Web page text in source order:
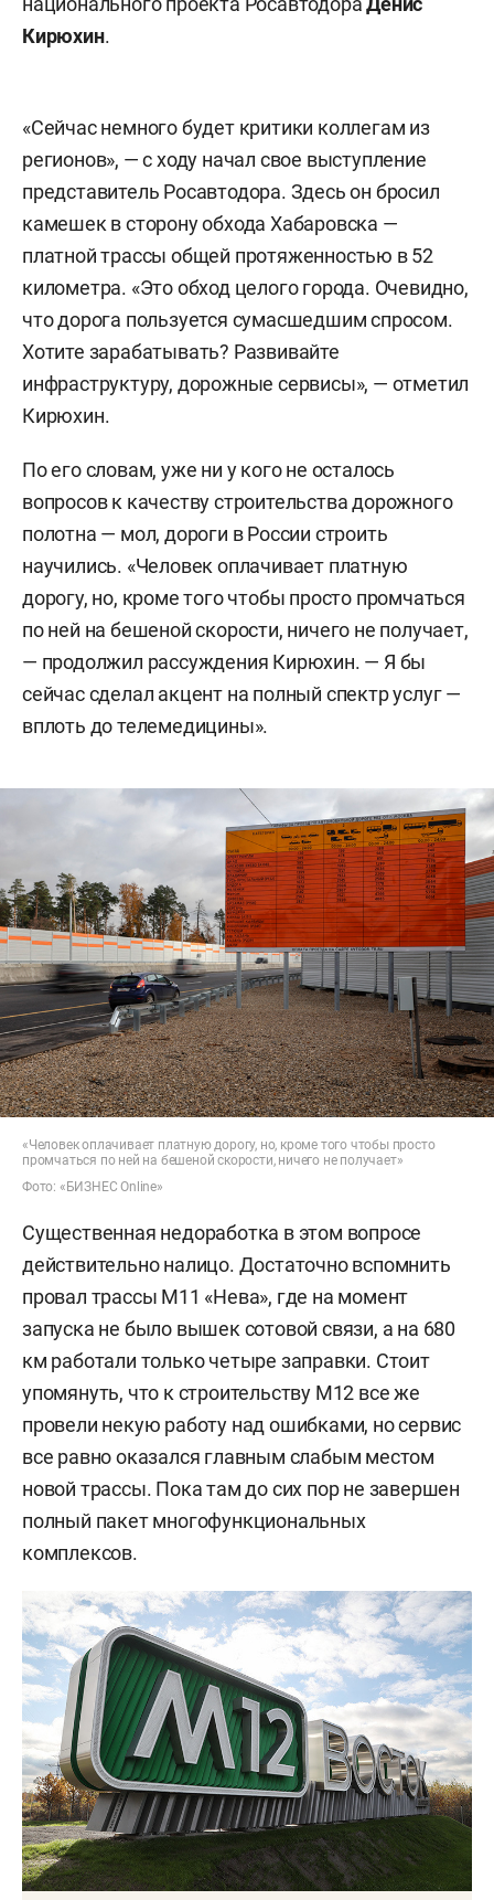
Кирюхин.
«Сейчас немного будет критики коллегам из
регионов», — с ходу начал свое выступление
представитель Росавтодора. Здесь он бросил
камешек в сторону обхода Хабаровска —
платной трассы общей протяженностью в 52
километра. «Это обход целого города. Очевидно,
что дорога пользуется сумасшедшим спросом.
Хотите зарабатывать? Развивайте
инфраструктуру, дорожные сервисы», — отметил
Кирюхин.
По его словам, уже ни у кого не осталось
вопросов к качеству строительства дорожного
полотна — мол, дороги в России строить
научились. «Человек оплачивает платную
дорогу, но, кроме того чтобы просто промчаться
по ней на бешеной скорости, ничего не получает,
— продолжил рассуждения Кирюхин. — Я бы
сейчас сделал акцент на полный спектр услуг —
вплоть до телемедицины».
«Человек оплачивает платную дорогу, но, кроме того чтобы просто
промчаться по ней на бешеной скорости, ничего не получает»
Фото: «БИЗНЕС Online»
Существенная недоработка в этом вопросе
действительно налицо. Достаточно вспомнить
провал трассы М11 «Нева», где на момент
запуска не было вышек сотовой связи, а на 680
км работали только четыре заправки. Стоит
упомянуть, что к строительству М12 все же
провели некую работу над ошибками, но сервис
все равно оказался главным слабым местом
новой трассы. Пока там до сих пор не завершен
полный пакет многофункциональных
комплексов.